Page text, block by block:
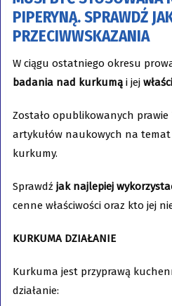
PIPERYNĄ. SPRAWDŹ
PRZECIWWSKAZANIA
W ciągu ostatniego okresu
badania nad kurkumąi jej
Zostało opublikowanych prawie
artykułów naukowych na temat
kurkumy.
Sprawdź jak najlepiej
cenne właściwości oraz kto jej
KURKUMA DZIAŁANIE
Kurkuma jest przyprawą
działanie: